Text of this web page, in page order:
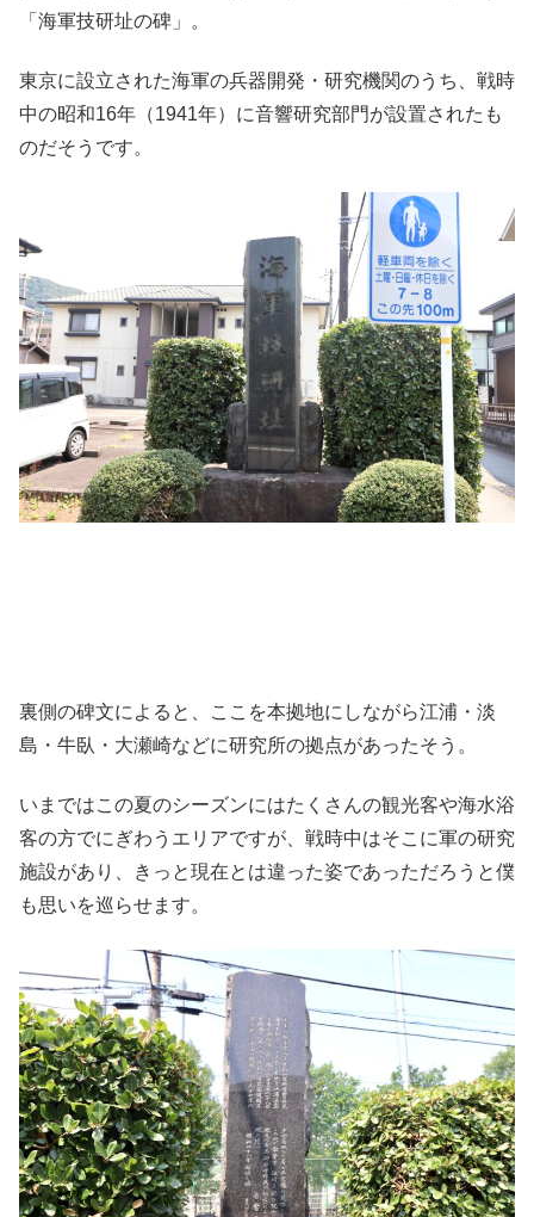
「海軍技研址の碑」。
東京に設立された海軍の兵器開発・研究機関のうち、戦時
中の昭和16年（1941年）に音響研究部門が設置されたも
のだそうです。
裏側の碑文によると、ここを本拠地にしながら江浦・淡
島・牛臥・大瀬崎などに研究所の拠点があったそう。
いまではこの夏のシーズンにはたくさんの観光客や海水浴
客の方でにぎわうエリアですが、戦時中はそこに軍の研究
施設があり、きっと現在とは違った姿であっただろうと僕
も思いを巡らせます。